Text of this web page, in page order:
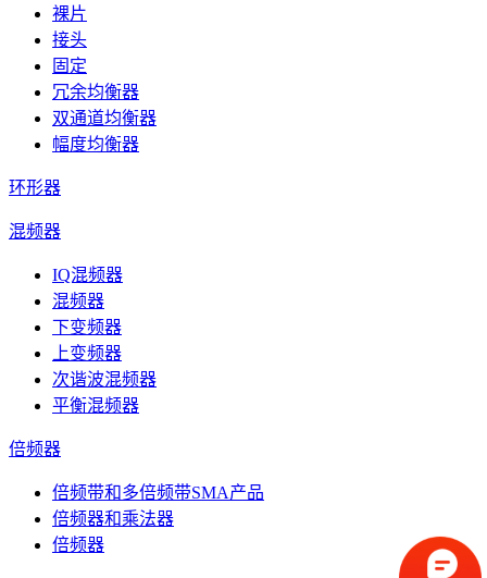
裸片
接头
固定
冗余均衡器
双通道均衡器
幅度均衡器
环形器
混频器
IQ混频器
混频器
下变频器
上变频器
次谐波混频器
平衡混频器
倍频器
倍频带和多倍频带SMA产品
倍频器和乘法器
倍频器